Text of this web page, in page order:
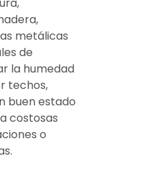
metálicas
de
la humedad
techos,
buen estado
costosas
o